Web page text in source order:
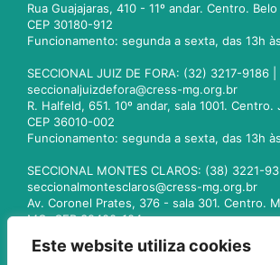
Este website utiliza cookies
Rua Guajajaras, 410 - 11º andar. Centro.
CEP 30180-912
Funcionamento: segunda a sexta, das 13h
SECCIONAL JUIZ DE FORA: (32) 3217-9186 |
seccionaljuizdefora@cress-mg.org.br
R. Halfeld, 651. 10º andar, sala 1001.
CEP 36010-002
Funcionamento: segunda a sexta, das 13h
SECCIONAL MONTES CLAROS: (38) 3221-
seccionalmontesclaros@cress-mg.org.br
Av. Coronel Prates, 376 - sala 301. Centro.
MG. CEP 39400-104